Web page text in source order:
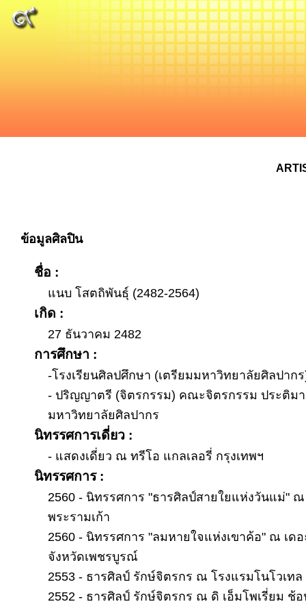
ข้อมูลศิลปิน
ชื่อ :
แนบ โสตถิพันธุ์ (2482-2564)
เกิด :
27 ธันวาคม 2482
การศึกษา :
-โรงเรียนศิลปศึกษา (เตรียมมหาวิทยาลัยศิลปาก
- ปริญญาตรี (จิตรกรรม) คณะจิตรกรรม ประติม
มหาวิทยาลัยศิลปากร
นิทรรศการเดี่ยว :
- แสดงเดี่ยว ณ ทรีโอ แกลเลอรี่ กรุงเทพฯ
นิทรรศการ :
2560 - นิทรรศการ "ธารศิลป์สายใยแห่งวันแม่"
พระรามเก้า
2560 - นิทรรศการ "ลมหายใจแห่งเขาค้อ" ณ เด
จังหวัดเพชรบูรณ์
2553 - ธารศิลป์ รักษ์จิตรกร ณ โรงแรมโนโวเทล
2552 - ธารศิลป์ รักษ์จิตรกร ณ ดิ เอ็มโพเรี่ยม ช้